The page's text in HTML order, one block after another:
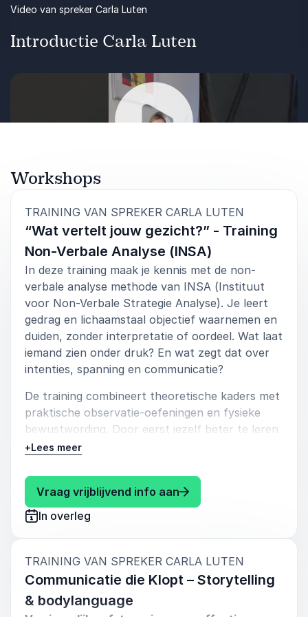
te passen in je team of organisatie
Ook beschikbaar als langere training,
masterclass of workshop.
stil. Weet dat er een techniek bestaat die jou
gesprekken.
je inzicht in hoe je de signalen van anderen kunt
lezen en interpreteren, zodat je zelfverzekerder
kunt reageren en jouw boodschap effectiever
overkomt. Dit levert direct betere relaties,
communicatievaardigheden wil aanscherpen en
met direct resultaat.
masterclass of workshop.
Introductie Carla Luten
Video van spreker Carla Luten
Workshops
TRAINING VAN SPREKER CARLA LUTEN
“Wat vertelt jouw gezicht?” - Training
Non-Verbale Analyse (INSA)
In deze training maak je kennis met de non-
verbale analyse methode van INSA (Instituut
voor Non-Verbale Strategie Analyse). Je leert
gedrag en lichaamstaal objectief waarnemen en
duiden, zonder interpretatie of oordeel. Wat laat
iemand zien onder druk? En wat zegt dat over
intenties, spanning en communicatie?
De training combineert theoretische kaders met
praktische observatie-oefeningen en fysieke
bewustwording. Door eerst jezelf beter te leren
lezen, vergroot je je effectiviteit in contact met
Deze training is geschikt voor leiders,
professionals en teams die hun communicatie
willen verdiepen, scherper willen waarnemen en
meer impact willen maken in samenwerking en
besluitvorming.
Je krijgt een nieuwe kijk op anderen en jezelf.
Met deze training in de innovatieve en op
+Lees meer
Vraag vrijblijvend info aan: Carla Luten “Wat
In overleg
TRAINING VAN SPREKER CARLA LUTEN
Communicatie die Klopt – Storytelling
& bodylanguage